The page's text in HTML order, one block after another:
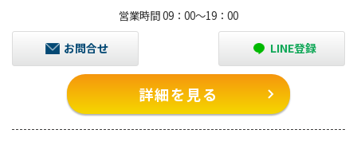
営業時間 09：00～19：00
お問合せ LINE登録
詳細を見る